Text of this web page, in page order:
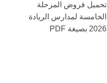
تحميل فروض المرحلة
الخامسة لمدارس الريادة
2026 بصيغة PDF